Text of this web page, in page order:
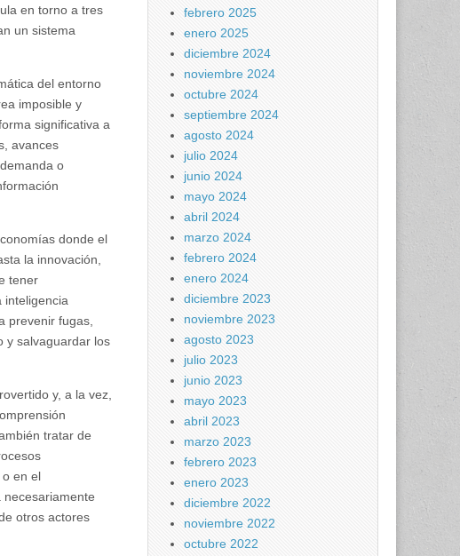
en torno a tres
un sistema
del entorno
imposible y
significativa a
avances
o
donde el
la innovación,
tener
inteligencia
prevenir fugas,
y salvaguardar los
y, a la vez,
tratar de
en el
otros actores
febrero 2025
enero 2025
diciembre 2024
noviembre 2024
octubre 2024
septiembre 2024
agosto 2024
julio 2024
junio 2024
mayo 2024
abril 2024
marzo 2024
febrero 2024
enero 2024
diciembre 2023
noviembre 2023
agosto 2023
julio 2023
junio 2023
mayo 2023
abril 2023
marzo 2023
febrero 2023
enero 2023
diciembre 2022
noviembre 2022
octubre 2022